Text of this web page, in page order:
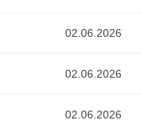
02.06.2026
02.06.2026
02.06.2026